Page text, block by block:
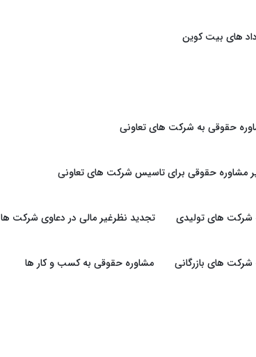
های بیت کوین
حقوقی به شرکت های تعاونی
مشاوره حقوقی برای تاسیس شرکت های تعاونی
شرکت های تولیدی تجدید نظرغیر مالی در دعاوی شرکت ها
های بازرگانی مشاوره حقوقی به کسب و کار ها